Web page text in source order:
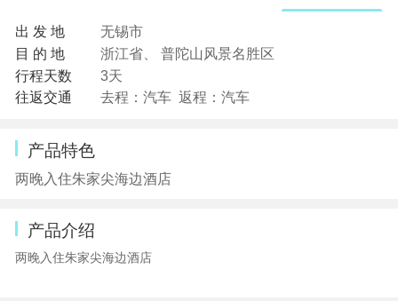
出 发 地
无锡市
目 的 地
浙江省、 普陀山风景名胜区
行程天数
3天
往返交通
去程：汽车 返程：汽车
产品特色
两晚入住朱家尖海边酒店
产品介绍
两晚入住朱家尖海边酒店